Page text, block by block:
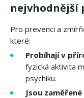
nejvhodnější
Pro prevenci a
které:
Probíhají v
fyzická aktivita
psychiku.
Jsou